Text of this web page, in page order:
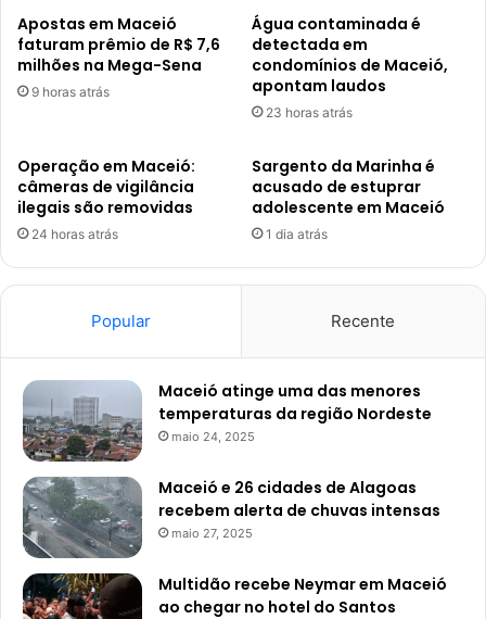
Apostas em Maceió
faturam prêmio de R$ 7,6
milhões na Mega-Sena
9 horas atrás
Água contaminada é
detectada em
condomínios de Maceió,
apontam laudos
23 horas atrás
Operação em Maceió:
câmeras de vigilância
ilegais são removidas
24 horas atrás
Sargento da Marinha é
acusado de estuprar
adolescente em Maceió
1 dia atrás
Popular Recente
Maceió atinge uma das menores
temperaturas da região Nordeste
maio 24, 2025
Maceió e 26 cidades de Alagoas
recebem alerta de chuvas intensas
maio 27, 2025
Multidão recebe Neymar em Maceió
ao chegar no hotel do Santos